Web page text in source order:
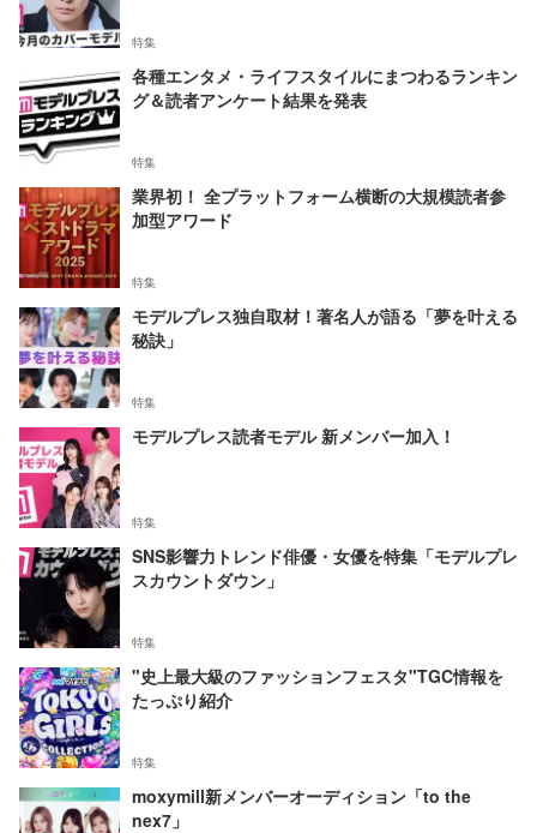
特集
各種エンタメ・ライフスタイルにまつわるランキン
グ＆読者アンケート結果を発表
特集
業界初！ 全プラットフォーム横断の大規模読者参
加型アワード
特集
モデルプレス独自取材！著名人が語る「夢を叶える
秘訣」
特集
モデルプレス読者モデル 新メンバー加入！
特集
SNS影響力トレンド俳優・女優を特集「モデルプレ
スカウントダウン」
特集
"史上最大級のファッションフェスタ"TGC情報を
たっぷり紹介
特集
moxymill新メンバーオーディション「to the
nex7」